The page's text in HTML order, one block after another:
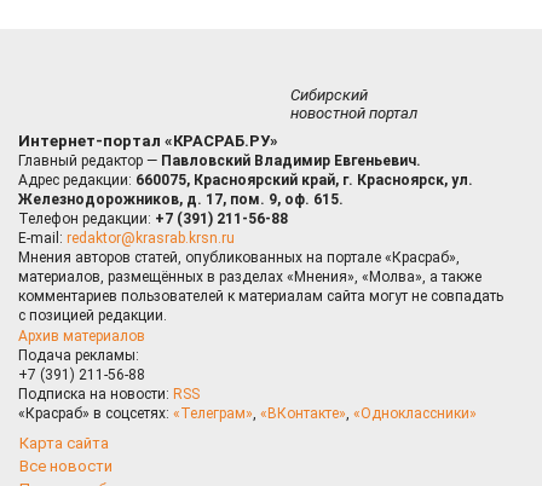
Сибирский
новостной портал
Интернет-портал «КРАСРАБ.РУ»
Главный редактор — Павловский Владимир Евгеньевич.
Адрес редакции: 660075, Красноярский край, г. Красноярск, ул.
Железнодорожников, д. 17, пом. 9, оф. 615.
Телефон редакции: +7 (391) 211-56-88
E-mail: redaktor@krasrab.krsn.ru
Мнения авторов статей, опубликованных на портале «Красраб»,
материалов, размещённых в разделах «Мнения», «Молва», а также
комментариев пользователей к материалам сайта могут не совпадать
с позицией редакции.
Архив материалов
Подача рекламы:
+7 (391) 211-56-88
Подписка на новости: RSS
«Красраб» в соцсетях: «Телеграм», «ВКонтакте», «Одноклассники»
Карта сайта
Все новости